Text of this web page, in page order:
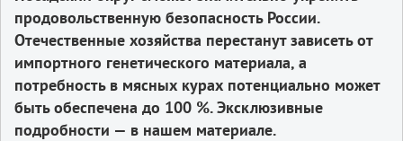
продовольственную безопасность России.
Отечественные хозяйства перестанут зависеть от
импортного генетического материала, а
потребность в мясных курах потенциально может
быть обеспечена до 100 %. Эксклюзивные
подробности — в нашем материале.